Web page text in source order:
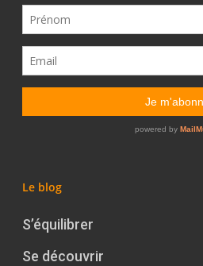
Le blog
S’équilibrer
Se découvrir